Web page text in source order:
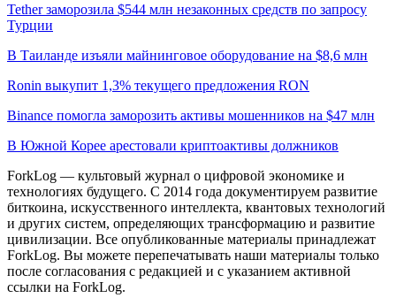
Tether заморозила $544 млн незаконных средств по запросу
Турции
В Таиланде изъяли майнинговое оборудование на $8,6 млн
Ronin выкупит 1,3% текущего предложения RON
Binance помогла заморозить активы мошенников на $47 млн
В Южной Корее арестовали криптоактивы должников
ForkLog — культовый журнал о цифровой экономике и
технологиях будущего. С 2014 года документируем развитие
биткоина, искусственного интеллекта, квантовых технологий
и других систем, определяющих трансформацию и развитие
цивилизации. Все опубликованные материалы принадлежат
ForkLog. Вы можете перепечатывать наши материалы только
после согласования с редакцией и с указанием активной
ссылки на ForkLog.